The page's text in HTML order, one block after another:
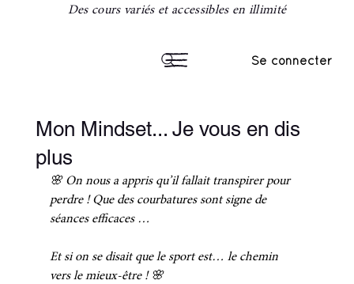
Des cours variés et accessibles en illimité
Se connecter
Mon Mindset... Je vous en dis
plus
🌸 On nous a appris qu’il fallait transpirer pour
perdre ! Que des courbatures sont signe de
séances efficaces …
Et si on se disait que le sport est… le chemin
vers le mieux-être ! 🌸